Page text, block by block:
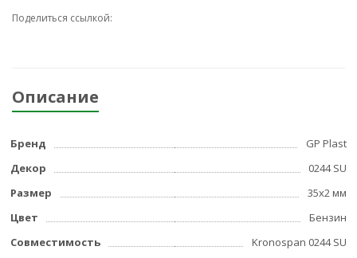
Поделиться ссылкой:
Описание
Бренд
GP Plast
Декор
0244 SU
Размер
35x2 мм
Цвет
Бензин
Совместимость
Kronospan 0244 SU